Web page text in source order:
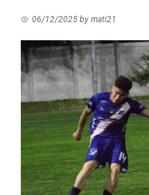
06/12/2025 by mati21